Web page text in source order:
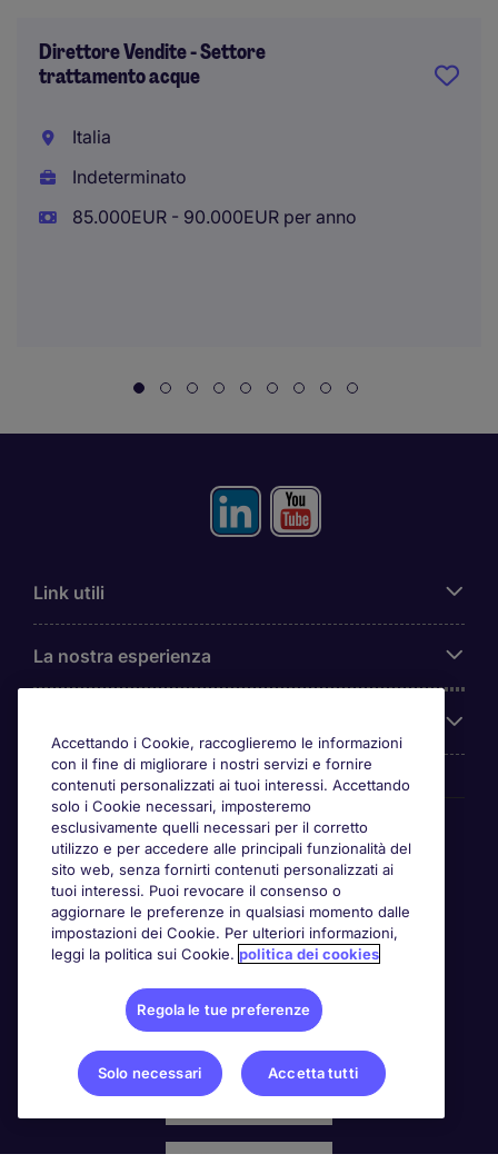
Direttore Vendite - Settore
trattamento acque
Italia
Indeterminato
85.000EUR - 90.000EUR per anno
Link utili
La nostra esperienza
Awards
Accettando i Cookie, raccoglieremo le informazioni
con il fine di migliorare i nostri servizi e fornire
contenuti personalizzati ai tuoi interessi. Accettando
solo i Cookie necessari, imposteremo
esclusivamente quelli necessari per il corretto
utilizzo e per accedere alle principali funzionalità del
sito web, senza fornirti contenuti personalizzati ai
tuoi interessi. Puoi revocare il consenso o
aggiornare le preferenze in qualsiasi momento dalle
impostazioni dei Cookie. Per ulteriori informazioni,
leggi la politica sui Cookie. politica dei cookies
Regola le tue preferenze
Solo necessari Accetta tutti